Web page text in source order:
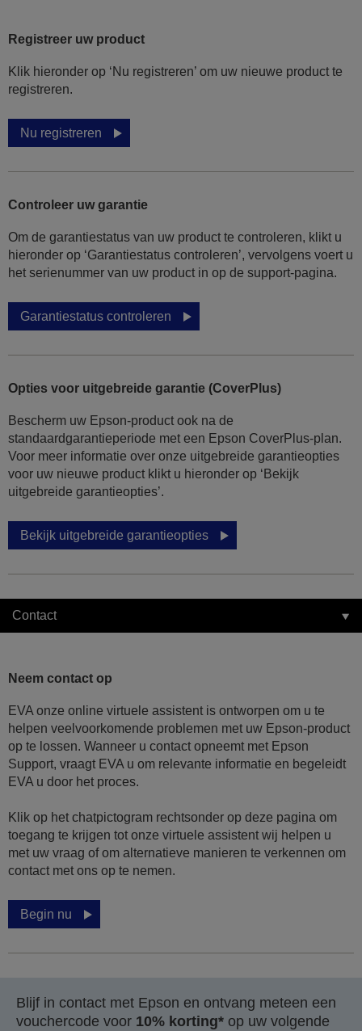
Registreer uw product
Klik hieronder op ‘Nu registreren’ om uw nieuwe product te
registreren.
Nu registreren
Controleer uw garantie
Om de garantiestatus van uw product te controleren, klikt u
hieronder op ‘Garantiestatus controleren’, vervolgens voert u
het serienummer van uw product in op de support-pagina.
Garantiestatus controleren
Opties voor uitgebreide garantie (CoverPlus)
Bescherm uw Epson-product ook na de
standaardgarantieperiode met een Epson CoverPlus-plan.
Voor meer informatie over onze uitgebreide garantieopties
voor uw nieuwe product klikt u hieronder op ‘Bekijk
uitgebreide garantieopties’.
Bekijk uitgebreide garantieopties
Contact
Neem contact op
EVA onze online virtuele assistent is ontworpen om u te
helpen veelvoorkomende problemen met uw Epson-product
op te lossen. Wanneer u contact opneemt met Epson
Support, vraagt EVA u om relevante informatie en begeleidt
EVA u door het proces.
Klik op het chatpictogram rechtsonder op deze pagina om
toegang te krijgen tot onze virtuele assistent wij helpen u
met uw vraag of om alternatieve manieren te verkennen om
contact met ons op te nemen.
Begin nu
Blijf in contact met Epson en ontvang meteen een
vouchercode voor 10% korting* op uw volgende